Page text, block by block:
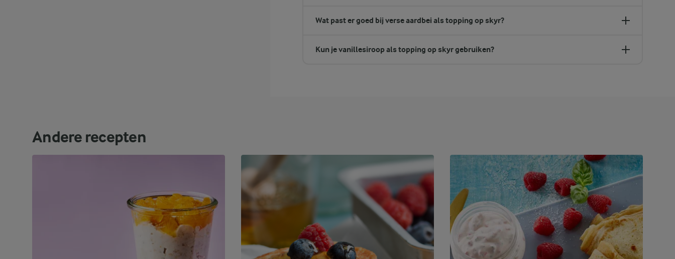
Wat past er goed bij verse aardbei als topping op skyr?
Kun je vanillesiroop als topping op skyr gebruiken?
Andere recepten